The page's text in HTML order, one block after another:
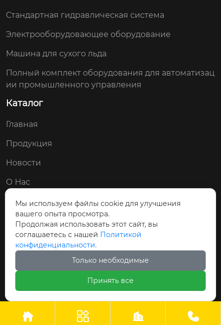
Стандартная гидравлическая система
Электрооборудовающее оборудование
Машина для сухого льда
Полный комплект оборудования для автоматизац
ии промышленного управления
Каталог
Главная
Продукция
Новости
О Нас
Контакты
Мы в соц. сетях:
 
Авторские права © ООО Циндао Байши Чэн
   
Мы используем файлы cookie для улучшения
вашего опыта просмотра.
Продолжая использовать этот сайт, вы
соглашаетесь с нашей Политикой
конфиденциальности.
Только необходимые
Принять все